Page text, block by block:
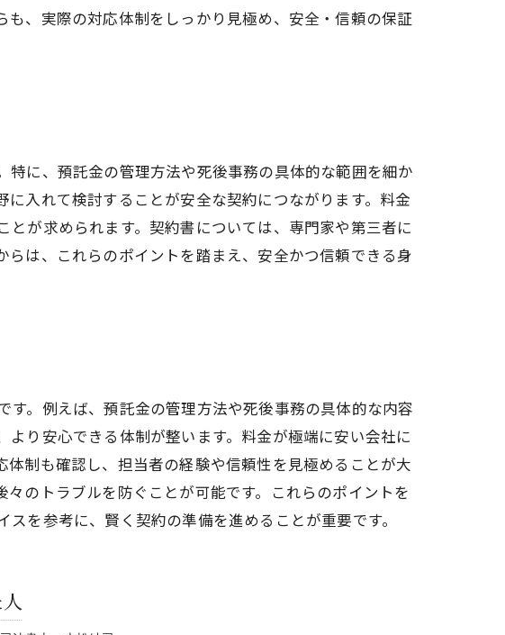
、実際の対応体制をしっかり見極め、安全・信頼の保証
に、預託金の管理方法や死後事務の具体的な範囲を細か
入れて検討することが安全な契約につながります。料金
が求められます。契約書については、専門家や第三者に
は、これらのポイントを踏まえ、安全かつ信頼できる身
。例えば、預託金の管理方法や死後事務の具体的な内容
り安心できる体制が整います。料金が極端に安い会社に
制も確認し、担当者の経験や信頼性を見極めることが大
のトラブルを防ぐことが可能です。これらのポイントを
を参考に、賢く契約の準備を進めることが重要です。